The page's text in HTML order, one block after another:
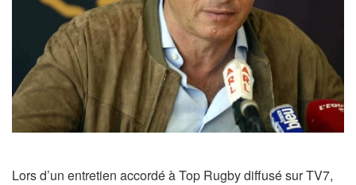
Lors d’un entretien accordé à Top Rugby diffusé sur TV7,